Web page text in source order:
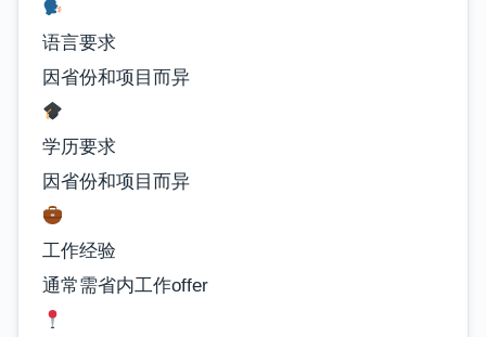
语言要求
因省份和项目而异
学历要求
因省份和项目而异
工作经验
通常需省内工作offer